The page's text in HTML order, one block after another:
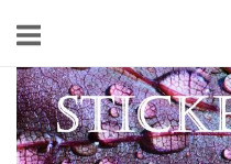
content
Home